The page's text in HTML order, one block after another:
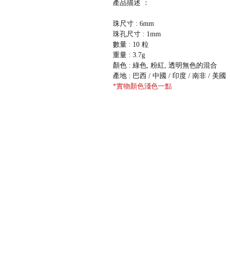
產品描述 ：
珠尺寸 : 6mm
珠孔尺寸 : 1mm
數量 : 10 粒
重量 : 3.7g
顏色 : 綠色, 粉紅, 透明無色的混合
產地 : 巴西 / 中國 / 印度 / 南非 / 美國
*實物顏色淺色一點